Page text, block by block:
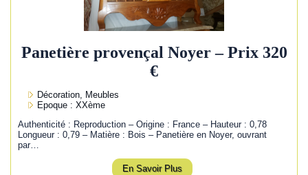
Panetière provençal Noyer – Prix 320
€
Décoration, Meubles
Epoque : XXème
Authenticité : Reproduction – Origine : France – Hauteur : 0,78
Longueur : 0,79 – Matière : Bois – Panetière en Noyer, ouvrant
par…
En Savoir Plus